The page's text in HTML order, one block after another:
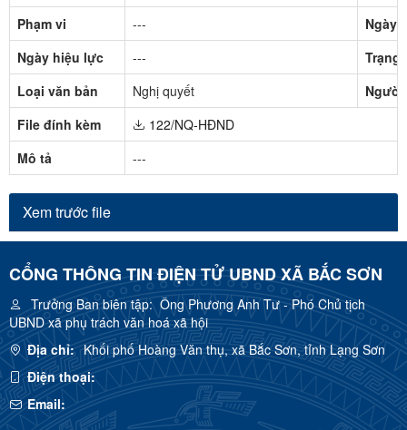
Phạm vi
---
Ngày
Ngày hiệu lực
---
Trạng
Loại văn bản
Nghị quyết
File đính kèm
122/NQ-HĐND
Mô tả
---
Xem trước file
CỔNG THÔNG TIN ĐIỆN TỬ UBND XÃ BẮC SƠN
Trưởng Ban biên tập:Ông Phương Anh Tư - Phó Chủ tịch
UBND xã phụ trách văn hoá xã hội
Địa chỉ: Khối phố Hoàng Văn thụ, xã Bắc Sơn, tỉnh Lạng Sơn
Điện thoại:
Email: